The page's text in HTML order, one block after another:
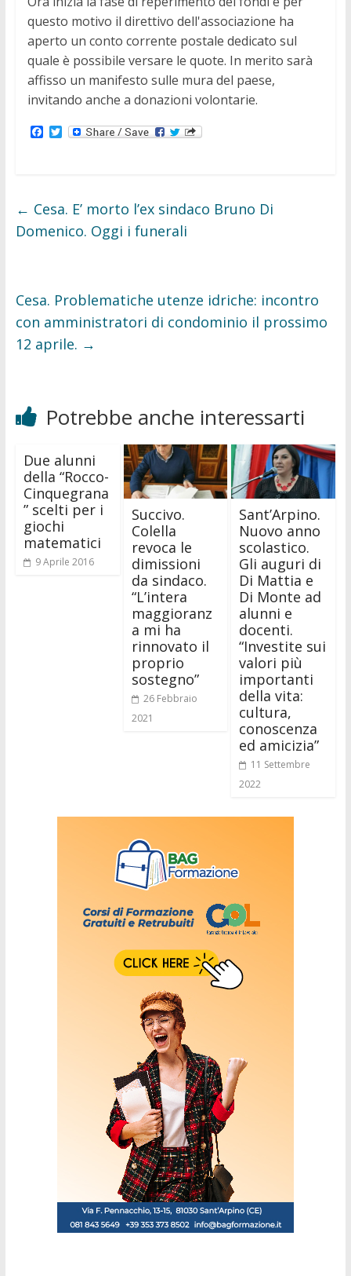
questo motivo il direttivo dell'associazione ha
aperto un conto corrente postale dedicato sul
quale è possibile versare le quote. In merito sarà
affisso un manifesto sulle mura del paese,
invitando anche a donazioni volontarie.
F
o
k
T
r
← Cesa. E’ morto l’ex sindaco Bruno Di
Domenico. Oggi i funerali
Cesa. Problematiche utenze idriche: incontro
con amministratori di condominio il prossimo
12 aprile. →
Potrebbe anche interessarti
Due alunni
della “Rocco-
Cinquegrana
” scelti per i
giochi
matematici
9 Aprile 2016
Succivo.
Colella
revoca le
dimissioni
da sindaco.
“L’intera
maggioranz
a mi ha
rinnovato il
proprio
sostegno”
26 Febbraio
2021
Sant’Arpino.
Nuovo anno
scolastico.
Gli auguri di
Di Mattia e
Di Monte ad
alunni e
docenti.
“Investite sui
valori più
importanti
della vita:
cultura,
conoscenza
ed amicizia”
11 Settembre
2022